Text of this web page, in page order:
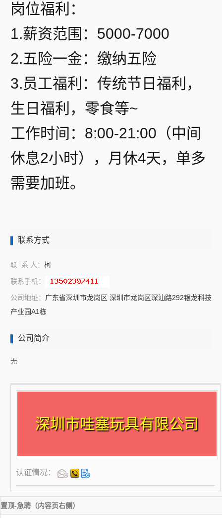
岗位福利：
1.薪资范围：5000-7000
2.五险一金：缴纳五险
3.员工福利：传统节日福利，
生日福利，零食等~
工作时间：8:00-21:00（中间
休息2小时），月休4天，单多
需要加班。
联系方式
联 系 人： 柯
联系手机：
公司地址： 广东省深圳市龙岗区 深圳市龙岗区深汕路292银龙科技
产业园A1栋
公司简介
无
深圳市哇塞玩具有限公司
认证情况：
置顶-急聘（内容页右侧）